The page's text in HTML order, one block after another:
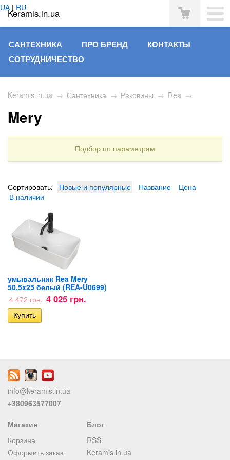
Keramis.in.ua
UA | RU
САНТЕХНИКА ПРО БРЕНД
КОНТАКТЫ
СОТРУДНИЧЕСТВО
Keramis.in.ua → Сантехника → Раковины → Rea →
Mery
Подбор по параметрам
Сортировать: Новые и популярные Название
Цена
В наличии
умывальник Rea Mery
50,5x25 белый (REA-U0699)
4 472 грн. 4 025 грн.
info@keramis.in.ua
+380963577007
Магазин
Корзина
Оформить заказ
Блог
RSS
Keramis.in.ua